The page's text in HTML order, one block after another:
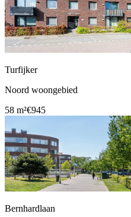
Turfijker
Noord woongebied
58 m²€945
Bernhardlaan